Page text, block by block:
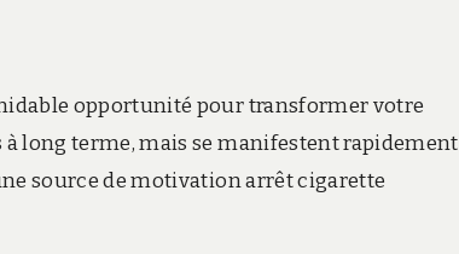
opportunité pour transformer votre
long terme, mais se manifestent rapidement
source de motivation arrêt cigarette